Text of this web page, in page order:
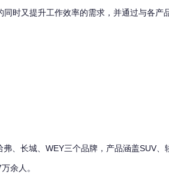
时又提升工作效率的需求，并通过与各产
长城、WEY三个品牌，产品涵盖SUV、
余人。